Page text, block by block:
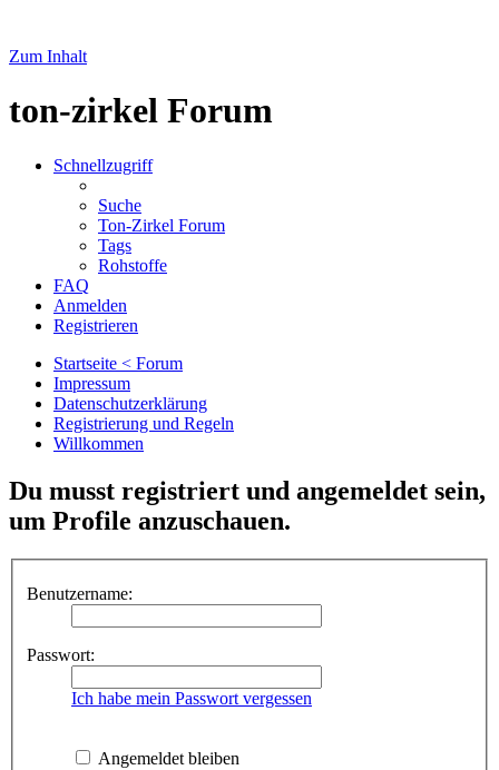
Zum Inhalt
ton-zirkel Forum
Schnellzugriff
Suche
Ton-Zirkel Forum
Tags
Rohstoffe
FAQ
Anmelden
Registrieren
Startseite < Forum
Impressum
Datenschutzerklärung
Registrierung und Regeln
Willkommen
Du musst registriert und angemeldet sein,
um Profile anzuschauen.
Benutzername:
Passwort:
Ich habe mein Passwort vergessen
Angemeldet bleiben